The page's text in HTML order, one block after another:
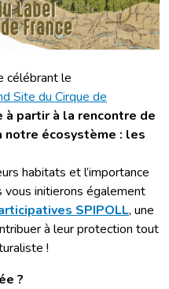
célébrant le
Site du Cirque de
à partir à la rencontre de
écosystème : les
habitats et l’importance
vous initierons également
SPIPOLL, une
à leur protection tout
!
?